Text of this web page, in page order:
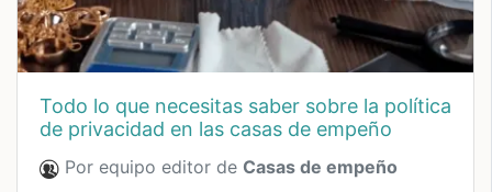
todo lo que necesitas saber sobre la política
de privacidad en las casas de empeño
Por equipo editor de Casas de empeño